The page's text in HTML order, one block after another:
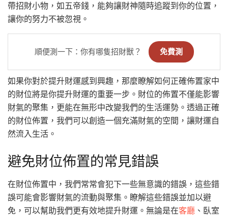
帶招財小物，如五帝錢，能夠讓財神隨時追蹤到你的位置，
讓你的努力不被忽視。
順便測一下：你有哪隻招財獸？ 免費測
如果你對於提升財運感到興趣，那麼瞭解如何正確佈置家中
的財位將是你提升財運的重要一步。財位的佈置不僅能影響
財氣的聚集，更能在無形中改變我們的生活運勢。透過正確
的財位佈置，我們可以創造一個充滿財氣的空間，讓財運自
然流入生活。
避免財位佈置的常見錯誤
在財位佈置中，我們常常會犯下一些無意識的錯誤，這些錯
誤可能會影響財氣的流動與聚集。瞭解這些錯誤並加以避
免，可以幫助我們更有效地提升財運。無論是在客廳 、臥室